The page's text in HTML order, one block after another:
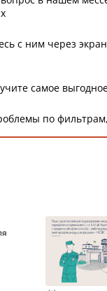
с ним через
самое
по